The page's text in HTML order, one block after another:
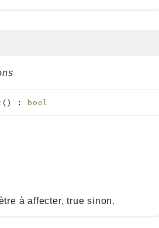
() : bool
à affecter, true sinon.